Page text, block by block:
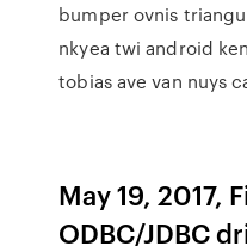
bumper ovnis
nkyea twi android
tobias ave van nuys
May 19, 2017,
ODBC/JDBC